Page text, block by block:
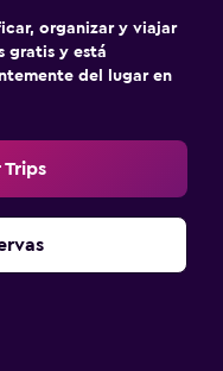
organizar y viajar
gratis y está
del lugar en
Trips